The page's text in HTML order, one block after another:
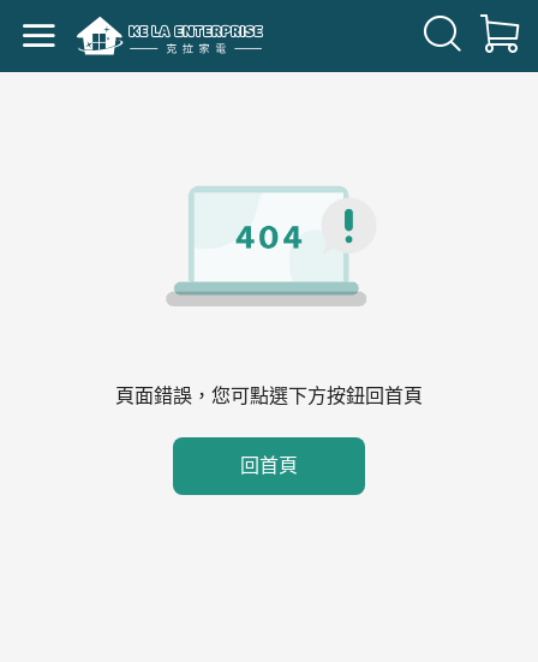
頁面錯誤，您可點選下方按鈕回首頁
回首頁